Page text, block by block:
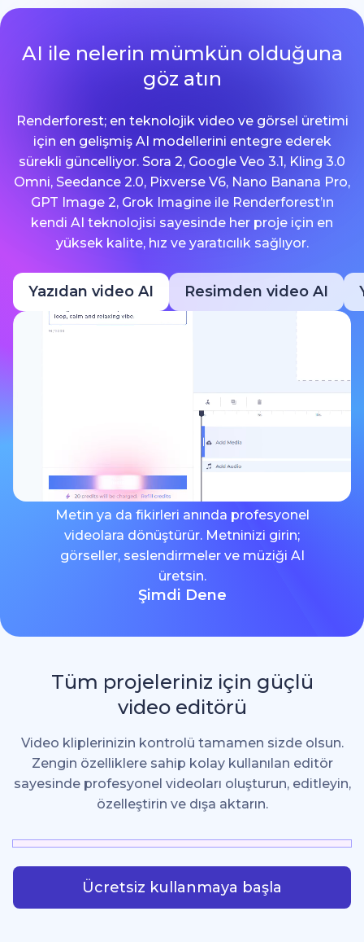
AI ile nelerin mümkün olduğuna
göz atın
Renderforest; en teknolojik video ve görsel üretimi
için en gelişmiş AI modellerini entegre ederek
sürekli güncelliyor. Sora 2, Google Veo 3.1, Kling 3.0
Omni, Seedance 2.0, Pixverse V6, Nano Banana Pro,
GPT Image 2, Grok Imagine ile Renderforest’ın
kendi AI teknolojisi sayesinde her proje için en
yüksek kalite, hız ve yaratıcılık sağlıyor.
Yazıdan video AI Resimden video AI
Metin ya da fikirleri anında profesyonel
videolara dönüştürür. Metninizi girin;
görseller, seslendirmeler ve müziği AI
üretsin.
Şimdi Dene
Tüm projeleriniz için güçlü
video editörü
Video kliplerinizin kontrolü tamamen sizde olsun.
Zengin özelliklere sahip kolay kullanılan editör
sayesinde profesyonel videoları oluşturun, editleyin,
özelleştirin ve dışa aktarın.
Ücretsiz kullanmaya başla